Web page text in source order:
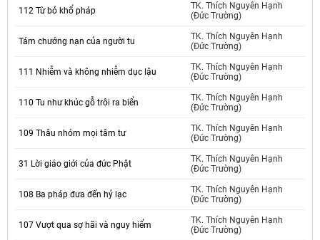
112 Từ bỏ khổ pháp
TK. Thích Nguyên Hạnh
(Đức Trường)
Tám chướng nạn của người tu
TK. Thích Nguyên Hạnh
(Đức Trường)
111 Nhiễm và không nhiễm dục lậu
TK. Thích Nguyên Hạnh
(Đức Trường)
110 Tu như khúc gỗ trôi ra biển
TK. Thích Nguyên Hạnh
(Đức Trường)
109 Thâu nhóm mọi tâm tư
TK. Thích Nguyên Hạnh
(Đức Trường)
31 Lời giáo giới của đức Phật
TK. Thích Nguyên Hạnh
(Đức Trường)
108 Ba pháp đưa đến hỷ lạc
TK. Thích Nguyên Hạnh
(Đức Trường)
107 Vượt qua sợ hãi và nguy hiểm
TK. Thích Nguyên Hạnh
(Đức Trường)